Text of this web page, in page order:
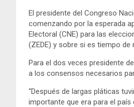
El presidente del Congreso
comenzando por la esperada
Electoral (CNE) para las
(ZEDE) y sobre si es tiempo
Para el dos veces presidente
a los consensos necesarios
“Después de largas pláticas
importante que era para el